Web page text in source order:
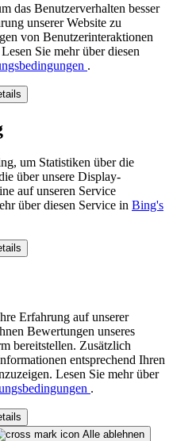
das Benutzerverhalten besser
unserer Website zu
von Benutzerinteraktionen
Sie mehr über diesen
.
um Statistiken über die
über unsere Display-
auf unseren Service
über diesen Service in Bing's
Erfahrung auf unserer
Bewertungen unseres
bereitstellen. Zusätzlich
entsprechend Ihren
Lesen Sie mehr über
.
Alle ablehnen